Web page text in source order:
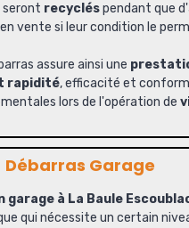
recycléspendant que
vente si leur condition le
assure ainsi une
rapidité, efficacité et
lors de l'opération de
Débarras Garage
garage à La Baule
qui nécessite un certain